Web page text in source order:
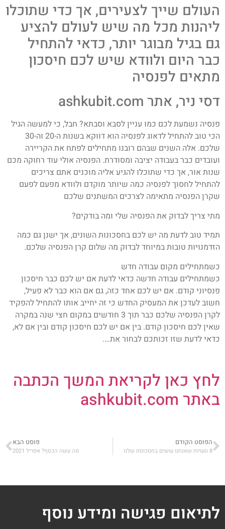
העולם שייך לצעירים, אך כדי שתוכלו
ליהנות מכל מה שיש לעולם להציע
גם בגיל מבוגר יותר, כדאי להתחיל
כבר היום ולוודא שיש לכם חיסכון
מתאים לפנסיה
דסי ניר, אתר ashkubit.com
פנסיה נשמעת לכם כמו עניין לסבא וסבתא? חבל, כי למעשה הגיל
הכי טוב להתחיל לדאוג לפנסיה הוא דווקא בשנות ה-20 וה-30
שלכם. אלה השנים שבהם רובנו מתחילים לפתח את הקריירה
ועובדים כבר בעבודה יציבה ומסודרת. הפנסיה אולי עוד רחוקה מכם
שנות אור, אך כדי שתוכלו להגיע אליה מוכנים אתם צריכים
להתחיל לחסוך לפנסיה כמה שיותר מוקדם ולוודא מפעם לפעם
שקרן הפנסיה מתאימה לצרכים המשתנים שלכם
מתי צריך לבדוק את הפנסיה שלי ומה בודקים?
תמיד טוב לדעת מה יש לכם בחסכונות השונים, אך ישנן גם כמה
הזדמנויות טובות במיוחד לבדוק מה שלום קרן הפנסיה שלכם.
כשמתחילים מקום עבודה חדש
כשמתחילים עבודה חדשה כדאי לדעת אם יש לכם כבר חיסכון
פנסיוני קודם. אם יש לכם אחד כזה, גם אם הוא כבר לא פעיל,
חשוב לעדכן את המעסיק החדש כי זה יחייב אותו להתחיל להפקיד
לקרן הפנסיה שלכם כבר תוך 3 חודשים במקום חצי שנה במקרה
שאין לכם חיסכון קודם. בין אם יש לכם חיסכון קודם ובין אם לא,
כדאי לדעת שזו זכותכם לבחור את….
לחץ כאן לקריאת המשך הכתבה
באתר ashkubit.com
הפוסט הקודם
8 טעויות שאנחנו עושים בחסכונות שלנו
פוסט הבא
מה עשה הכסף? אפריל 2021
לתיאום פגישה ומידע נוסף